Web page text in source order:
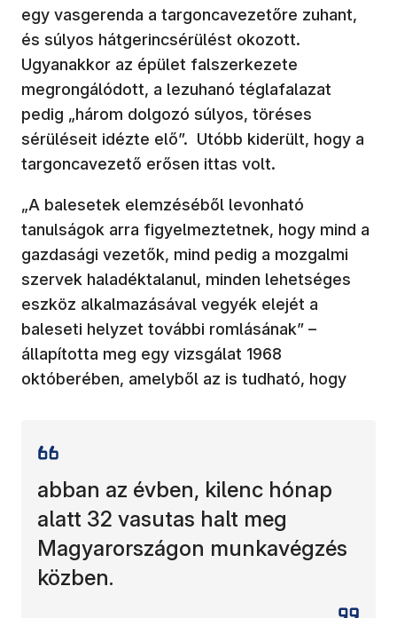
egy vasgerenda a targoncavezetőre zuhant,
és súlyos hátgerincsérülést okozott.
Ugyanakkor az épület falszerkezete
megrongálódott, a lezuhanó téglafalazat
pedig „három dolgozó súlyos, töréses
sérüléseit idézte elő”. Utóbb kiderült, hogy a
targoncavezető erősen ittas volt.
„A balesetek elemzéséből levonható
tanulságok arra figyelmeztetnek, hogy mind a
gazdasági vezetők, mind pedig a mozgalmi
szervek haladéktalanul, minden lehetséges
eszköz alkalmazásával vegyék elejét a
baleseti helyzet további romlásának” –
állapította meg egy vizsgálat 1968
októberében, amelyből az is tudható, hogy
abban az évben, kilenc hónap
alatt 32 vasutas halt meg
Magyarországon munkavégzés
közben.